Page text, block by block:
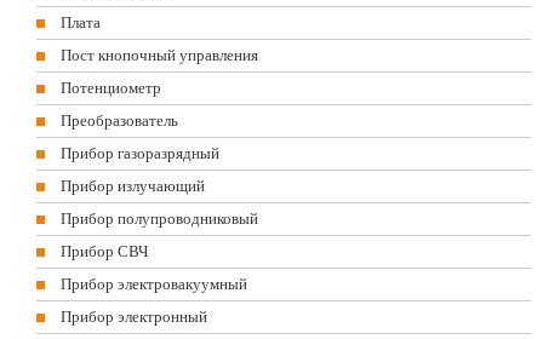
Плата
Пост кнопочный управления
Потенциометр
Преобразователь
Прибор газоразрядный
Прибор излучающий
Прибор полупроводниковый
Прибор СВЧ
Прибор электровакуумный
Прибор электронный